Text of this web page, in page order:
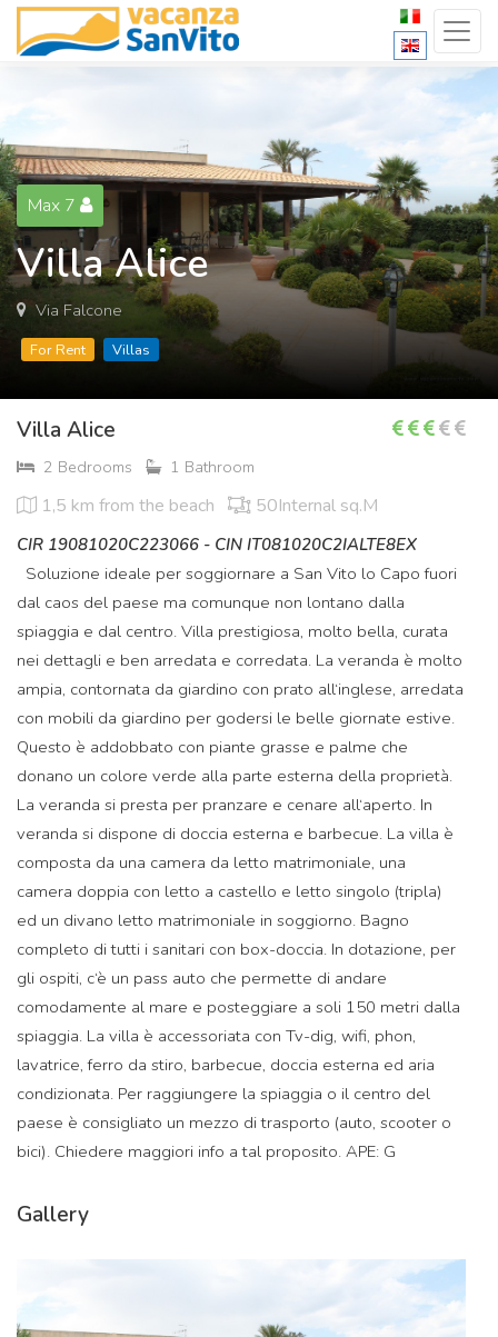
Max 7
Villa Alice
Via Falcone
For Rent Villas
Villa Alice
2 Bedrooms 1 Bathroom
1,5 km from the beach 50Internal sq.M
CIR 19081020C223066 - CIN IT081020C2IALTE8EX
Soluzione ideale per soggiornare a San Vito lo Capo fuori
dal caos del paese ma comunque non lontano dalla
spiaggia e dal centro. Villa prestigiosa, molto bella, curata
nei dettagli e ben arredata e corredata. La veranda è molto
ampia, contornata da giardino con prato all‘inglese, arredata
con mobili da giardino per godersi le belle giornate estive.
Questo è addobbato con piante grasse e palme che
donano un colore verde alla parte esterna della proprietà.
La veranda si presta per pranzare e cenare all‘aperto. In
veranda si dispone di doccia esterna e barbecue. La villa è
composta da una camera da letto matrimoniale, una
camera doppia con letto a castello e letto singolo (tripla)
ed un divano letto matrimoniale in soggiorno. Bagno
completo di tutti i sanitari con box-doccia. In dotazione, per
gli ospiti, c‘è un pass auto che permette di andare
comodamente al mare e posteggiare a soli 150 metri dalla
spiaggia. La villa è accessoriata con Tv-dig, wifi, phon,
lavatrice, ferro da stiro, barbecue, doccia esterna ed aria
condizionata. Per raggiungere la spiaggia o il centro del
paese è consigliato un mezzo di trasporto (auto, scooter o
bici). Chiedere maggiori info a tal proposito. APE: G
Gallery